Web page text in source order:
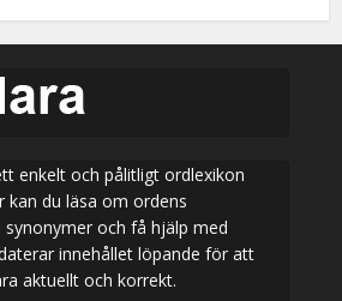
enkelt och pålitligt ordlexikon
kan du läsa om ordens
och få hjälp med
innehållet löpande för att
aktuellt och korrekt.